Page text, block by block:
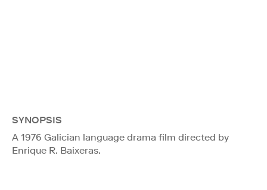
SYNOPSIS
A 1976 Galician language drama film directed by
Enrique R. Baixeras.